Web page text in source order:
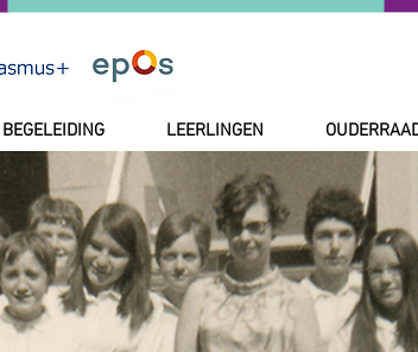
BEGELEIDING LEERLINGEN